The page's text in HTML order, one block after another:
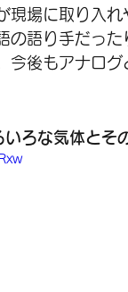
現場に取り入
の語り手だっ
今後もアナロ
ろな気体とそ